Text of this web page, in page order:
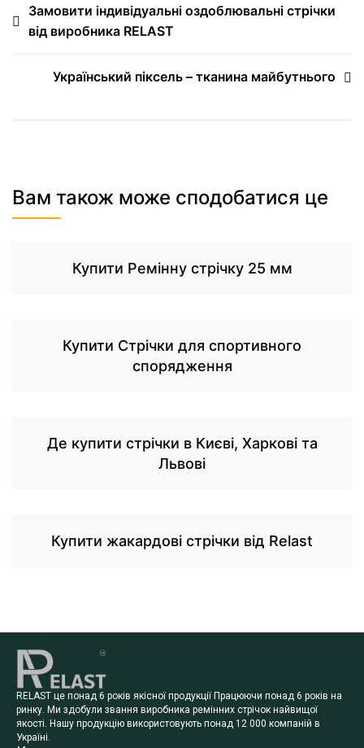
Замовити індивідуальні оздоблювальні стрічки
від виробника RELAST
Український піксель – тканина майбутнього
Вам також може сподобатися це
Купити Ремінну стрічку 25 мм
Купити Стрічки для спортивного
спорядження
Де купити стрічки в Києві, Харкові та
Львові
Купити жакардові стрічки від Relast
RELAST це понад 6 років якісної продукції Працюючи понад 6 років на
ринку. Ми здобули звання виробника ремінних стрічок найвищої
якості. Нашу продукцію використовують понад 12 000 компаній в
Україні.